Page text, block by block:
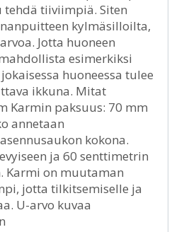
tehdä tiiviimpiä. Siten
kylmäsilloilta,
Jotta huoneen
esimerkiksi
huoneessa tulee
ikkuna. Mitat
Karmin paksuus: 70 mm
annetaan
kokona.
ja 60 senttimetrin
Karmi on muutaman
jotta tilkitsemiselle ja
U-arvo kuvaa